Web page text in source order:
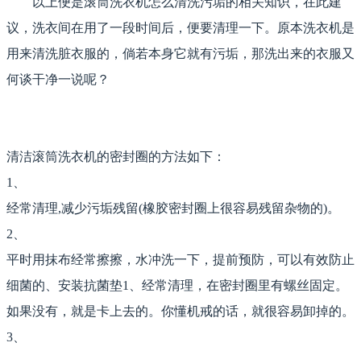
议，洗衣间在用了一段时间后，便要清理一下。原本洗衣机是
用来清洗脏衣服的，倘若本身它就有污垢，那洗出来的衣服又
何谈干净一说呢？
清洁滚筒洗衣机的密封圈的方法如下：
1、
经常清理,减少污垢残留(橡胶密封圈上很容易残留杂物的)。
2、
平时用抹布经常擦擦，水冲洗一下，提前预防，可以有效防止
细菌的、安装抗菌垫1、经常清理，在密封圈里有螺丝固定。
如果没有，就是卡上去的。你懂机戒的话，就很容易卸掉的。
3、